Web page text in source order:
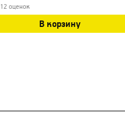
12 оценок
В корзину